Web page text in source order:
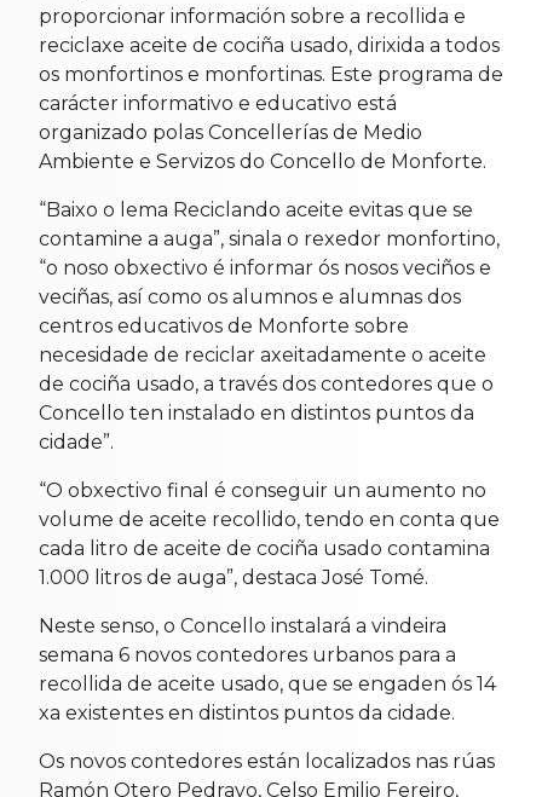
proporcionar información sobre a recollida e
reciclaxe aceite de cociña usado, dirixida a todos
os monfortinos e monfortinas. Este programa de
carácter informativo e educativo está
organizado polas Concellerías de Medio
Ambiente e Servizos do Concello de Monforte.
“Baixo o lema Reciclando aceite evitas que se
contamine a auga”, sinala o rexedor monfortino,
“o noso obxectivo é informar ós nosos veciños e
veciñas, así como os alumnos e alumnas dos
centros educativos de Monforte sobre
necesidade de reciclar axeitadamente o aceite
de cociña usado, a través dos contedores que o
Concello ten instalado en distintos puntos da
cidade”.
“O obxectivo final é conseguir un aumento no
volume de aceite recollido, tendo en conta que
cada litro de aceite de cociña usado contamina
1.000 litros de auga”, destaca José Tomé.
Neste senso, o Concello instalará a vindeira
semana 6 novos contedores urbanos para a
recollida de aceite usado, que se engaden ós 14
xa existentes en distintos puntos da cidade.
Os novos contedores están localizados nas rúas
Ramón Otero Pedrayo, Celso Emilio Fereiro,